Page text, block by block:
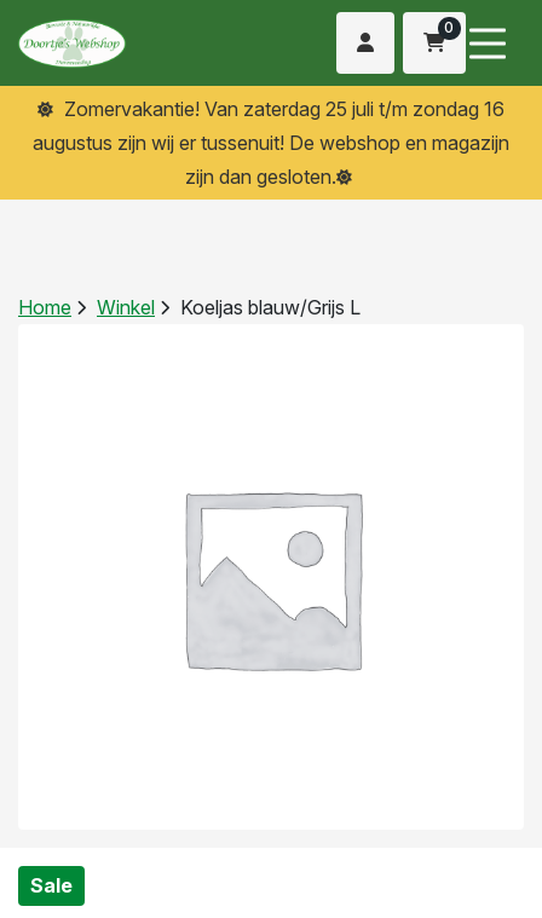
0
Zomervakantie! Van zaterdag 25 juli t/m zondag 16
augustus zijn wij er tussenuit! De webshop en magazijn
zijn dan gesloten.
Home Winkel Koeljas blauw/Grijs L
Sale